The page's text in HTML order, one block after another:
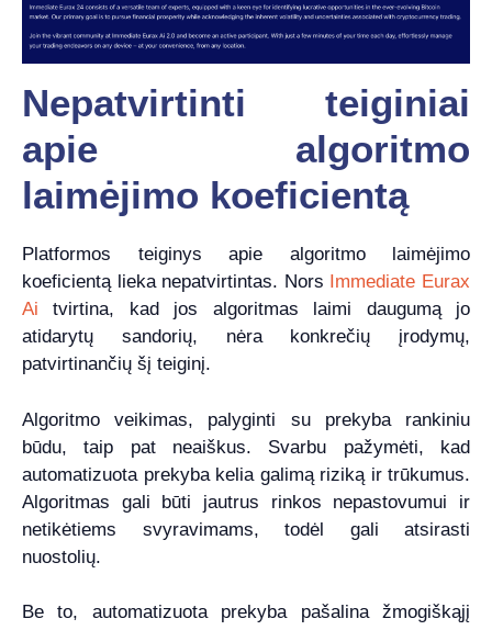
Nepatvirtinti teiginiai
apie algoritmo
laimėjimo koeficientą
Platformos teiginys apie algoritmo laimėjimo
koeficientą lieka nepatvirtintas. Nors Immediate Eurax
Ai tvirtina, kad jos algoritmas laimi daugumą jo
atidarytų sandorių, nėra konkrečių įrodymų,
patvirtinančių šį teiginį.
Algoritmo veikimas, palyginti su prekyba rankiniu
būdu, taip pat neaiškus. Svarbu pažymėti, kad
automatizuota prekyba kelia galimą riziką ir trūkumus.
Algoritmas gali būti jautrus rinkos nepastovumui ir
netikėtiems svyravimams, todėl gali atsirasti
nuostolių.
Be to, automatizuota prekyba pašalina žmogiškąjį